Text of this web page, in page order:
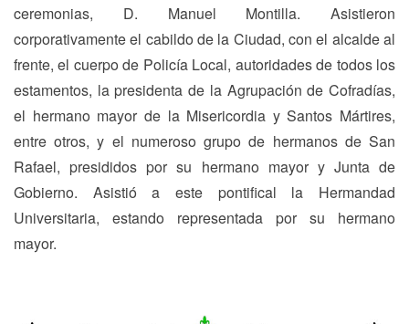
ceremonias, D. Manuel Montilla. Asistieron
corporativamente el cabildo de la Ciudad, con el alcalde al
frente, el cuerpo de Policía Local, autoridades de todos los
estamentos, la presidenta de la Agrupación de Cofradías,
el hermano mayor de la Misericordia y Santos Mártires,
entre otros, y el numeroso grupo de hermanos de San
Rafael, presididos por su hermano mayor y Junta de
Gobierno. Asistió a este pontifical la Hermandad
Universitaria, estando representada por su hermano
mayor.